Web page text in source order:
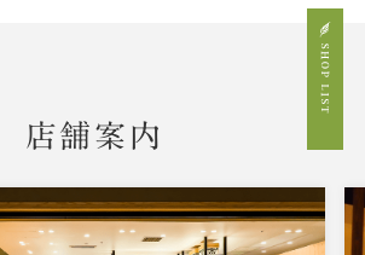
店舗案内